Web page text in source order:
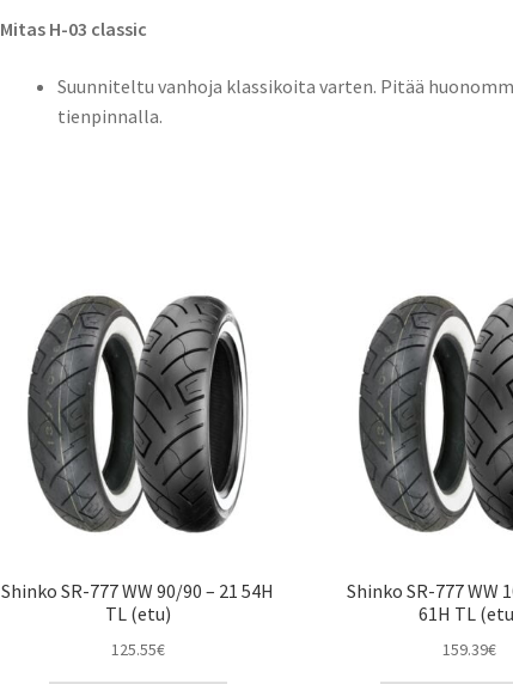
Mitas H-03 classic
Suunniteltu vanhoja klassikoita varten. Pitää
tienpinnalla.
Shinko SR-777 WW 90/90 – 21 54H
TL (etu)
125.55€
Shinko SR-777 WW
61H TL
159.39€